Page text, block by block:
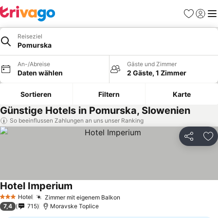
Favoriten
Reiseziel
Pomurska
An-/Abreise
Daten wählen
Gäste und Zimmer
2 Gäste, 1 Zimmer
Sortieren Filtern Karte
Günstige Hotels in Pomurska, Slowenien
So beeinflussen Zahlungen an uns unser Ranking
Teilen
3 SterneHotel Zimmer mit eigenem Balkon
Hotel Imperium
7,4 715 Moravske Toplice